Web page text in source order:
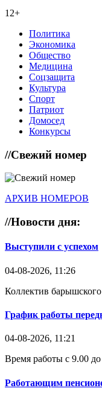
12+
Политика
Экономика
Общество
Медицина
Соцзащита
Культура
Спорт
Патриот
Домосед
Конкурсы
//Свежий номер
АРХИВ НОМЕРОВ
//Новости дня:
Выступили с успехом
04-08-2026, 11:26
Коллектив
График работы
04-08-2026, 11:21
Время работы с 9.00
Работающим